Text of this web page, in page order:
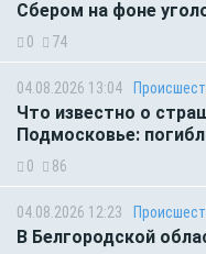
Сбером на фоне
0 74
04.08.2026 13:04
Что известно о
Подмосковье:
0 86
04.08.2026 12:23
В Белгородской